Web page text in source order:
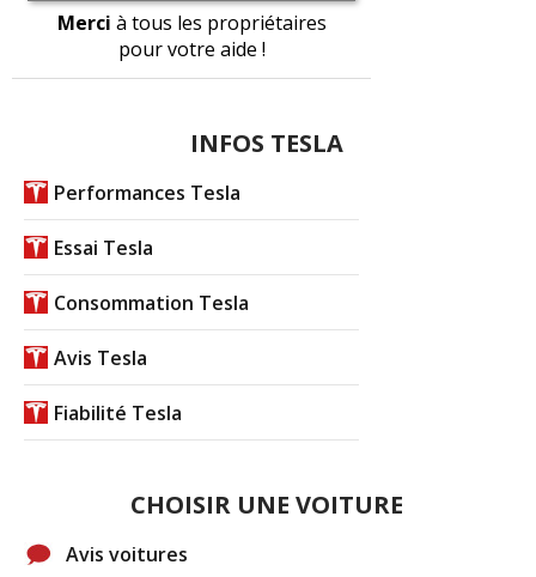
Merci à tous les propriétaires
pour votre aide !
INFOS TESLA
Performances Tesla
Essai Tesla
Consommation Tesla
Avis Tesla
Fiabilité Tesla
CHOISIR UNE VOITURE
Avis voitures